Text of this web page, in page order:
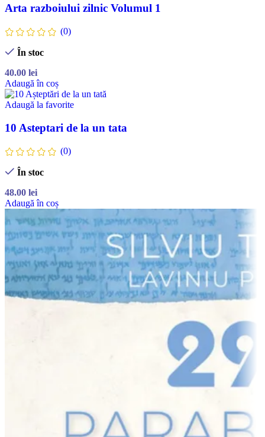
Arta razboiului zilnic Volumul 1
(0)
În stoc
40.00 lei
Adaugă în coș
Adaugă la favorite
10 Asteptari de la un tata
(0)
În stoc
48.00 lei
Adaugă în coș